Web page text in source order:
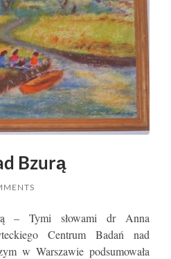
Bzurą
– Tymi słowami dr Anna
Centrum Badań nad
w Warszawie podsumowała